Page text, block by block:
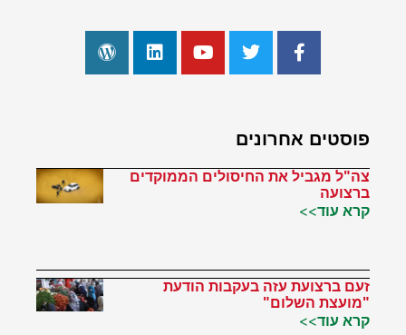
פוסטים אחרונים
צה"ל מגביל את החיסולים הממוקדים
ברצועה
קרא עוד>>
זעם ברצועת עזה בעקבות הודעת
"מועצת השלום"
קרא עוד>>